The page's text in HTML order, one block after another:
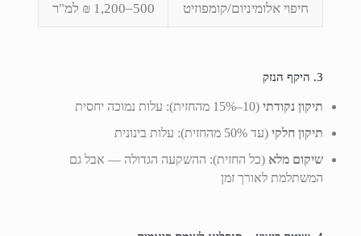
חיפוי אלומיניום/קומפוזיט 500–1,200 ₪ למ"ר
3. היקף הנזק
תיקון נקודתי(10–15% מהחזית): עלות נמוכה יחסית
תיקון חלקי(עד 50% מהחזית): עלות בינונית
שיקום מלא (כל החזית): ההשקעה הגדולה — אבל גם
המשתלמת לאורך זמן